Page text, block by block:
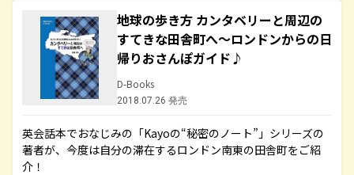
地球の歩き方 カンタベリーと周辺の
すてきな田舎町へ～ロンドンからの日
帰りおさんぽガイド♪
D-Books
2018.07.26 発売
英会話本でおなじみの「Kayoの“秘密のノート”」シリーズの
著者が、今度は自分の滞在するロンドン南東の田舎町をご紹
介！